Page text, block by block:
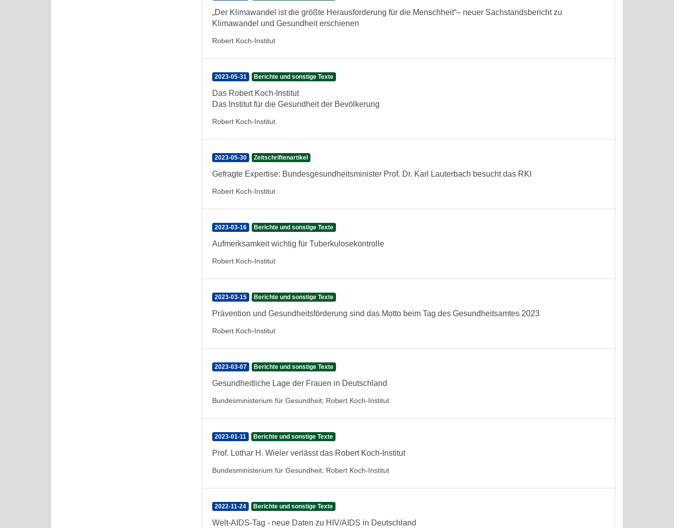
„Der Klimawandel ist die größte Herausforderung für die Menschheit“– neuer Sachstandsbericht zu
Klimawandel und Gesundheit erschienen
Robert Koch-Institut
2023-05-31 Berichte und sonstige Texte
Das Robert Koch-Institut
Das Institut für die Gesundheit der Bevölkerung
Robert Koch-Institut
2023-05-30 Zeitschriftenartikel
Gefragte Expertise: Bundesgesundheitsminister Prof. Dr. Karl Lauterbach besucht das RKI
Robert Koch-Institut
2023-03-16 Berichte und sonstige Texte
Aufmerksamkeit wichtig für Tuberkulosekontrolle
Robert Koch-Institut
2023-03-15 Berichte und sonstige Texte
Prävention und Gesundheitsförderung sind das Motto beim Tag des Gesundheitsamtes 2023
Robert Koch-Institut
2023-03-07 Berichte und sonstige Texte
Gesundheitliche Lage der Frauen in Deutschland
Bundesministerium für Gesundheit; Robert Koch-Institut
2023-01-11 Berichte und sonstige Texte
Prof. Lothar H. Wieler verlässt das Robert Koch-Institut
Bundesministerium für Gesundheit; Robert Koch-Institut
2022-11-24 Berichte und sonstige Texte
Welt-AIDS-Tag - neue Daten zu HIV/AIDS in Deutschland